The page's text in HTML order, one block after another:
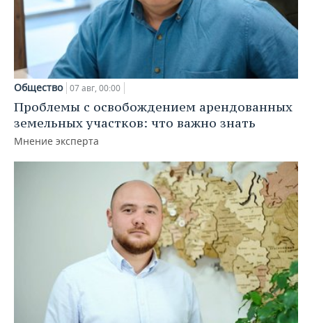
Общество 07 авг, 00:00
Проблемы с освобождением арендованных
земельных участков: что важно знать
Мнение эксперта